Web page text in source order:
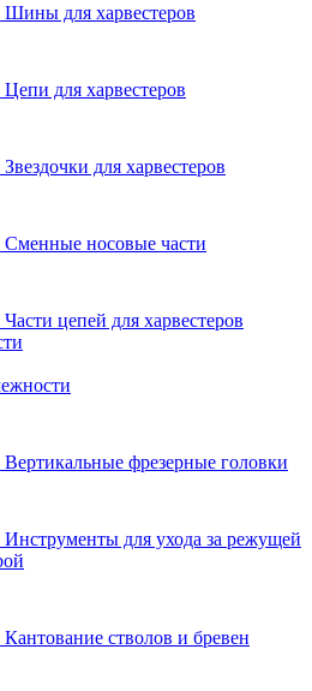
Шины для харвестеров
Цепи для харвестеров
Звездочки для харвестеров
Сменные носовые части
Части цепей для харвестеров
Вертикальные фрезерные головки
Инструменты для ухода за режущей
Кантование стволов и бревен